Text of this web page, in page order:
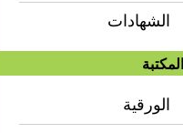
الشهادات
المكتبة
الورقية